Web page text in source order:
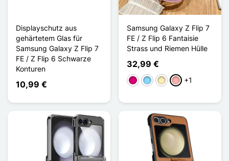
Displayschutz aus
gehärtetem Glas für
Samsung Galaxy Z Flip 7
FE / Z Flip 6 Schwarze
Konturen
10,99 €
Samsung Galaxy Z Flip 7
FE / Z Flip 6 Fantaisie
Strass und Riemen Hülle
32,99 €
Magenta
HellblauGoldenRoségold
+1